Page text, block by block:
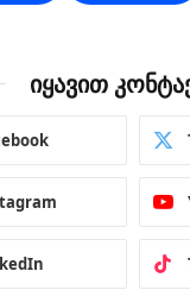
იყავით